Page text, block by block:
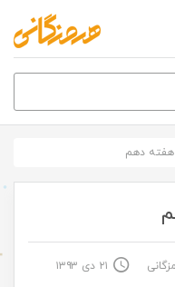
دهم
۲۱ دی ۱۳۹۳